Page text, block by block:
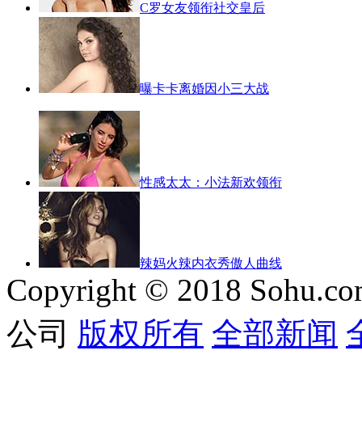
C罗女友领衔社交皇后
曝卡卡离婚因小三大战
性感太太：小法新欢领衔
辣妈火辣内衣秀傲人曲线
Copyright © 2018
公司 版权所有 全部新闻